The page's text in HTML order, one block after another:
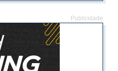
Publicidade